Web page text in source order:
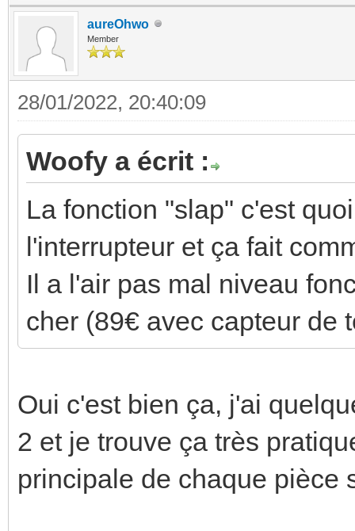
aureOhwo
Member
28/01/2022, 20:40:09
Woofy a écrit :
La fonction "slap" c'est
l'interrupteur et ça fait
Il a l'air pas mal niveau
cher (89€ avec capteur de
Oui c'est bien ça, j'ai
2 et je trouve ça très
principale de chaque pièce